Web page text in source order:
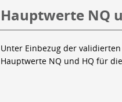
Hauptwerte NQ
Unter Einbezug der
Hauptwerte NQ und HQ für